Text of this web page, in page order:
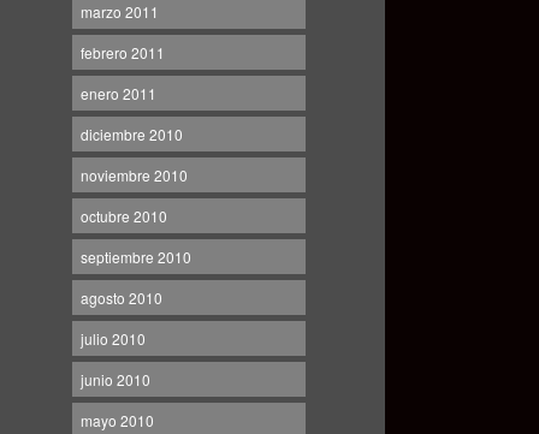
marzo 2011
febrero 2011
enero 2011
diciembre 2010
noviembre 2010
octubre 2010
septiembre 2010
agosto 2010
julio 2010
junio 2010
mayo 2010